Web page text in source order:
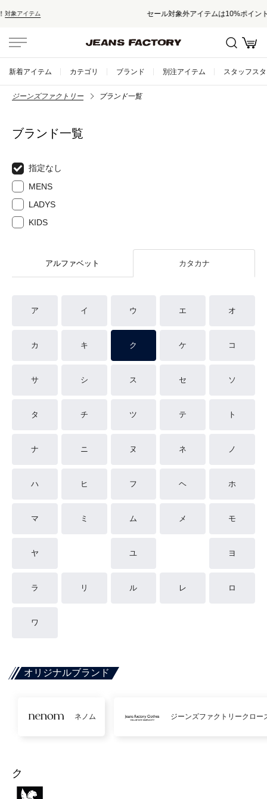
セール対象外アイテムは10%ポイント還元！
新着アイテム カテゴリ ブランド 別注アイテム スタッフス
ジーンズファクトリー ブランド一覧
ブランド一覧
指定なし
MENS
LADYS
KIDS
アルファベット カタカナ
ア イ ウ エ オ
カ キ ク ケ コ
サ シ ス セ ソ
タ チ ツ テ ト
ナ ニ ヌ ネ ノ
ハ ヒ フ ヘ ホ
マ ミ ム メ モ
ヤ ユ ヨ
ラ リ ル レ ロ
ワ
オリジナルブランド
ネノム ジーンズファクトリークロー
ク